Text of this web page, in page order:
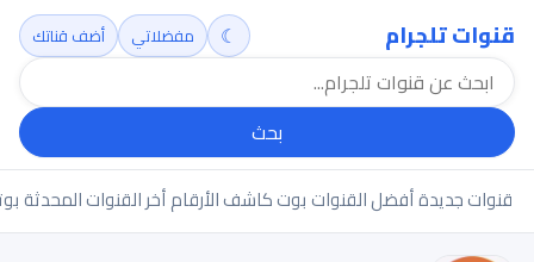
قنوات تلجرام
بحث
☾ مفضلاتي أضف قناتك
قنوات جديدةأفضل القنواتبوت كاشف الأرقامأخر القنوات المحدثة